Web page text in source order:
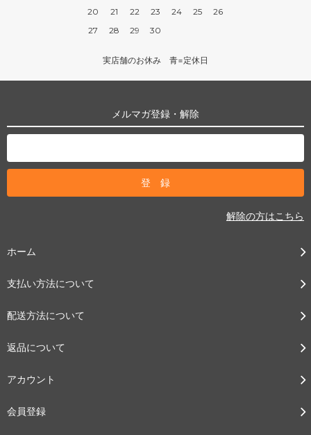
20
21 22 23 24 25
26
27
28 29 30
実店舗のお休み 青=定休日
メルマガ登録・解除
解除の方はこちら
ホーム
支払い方法について
配送方法について
返品について
アカウント
会員登録